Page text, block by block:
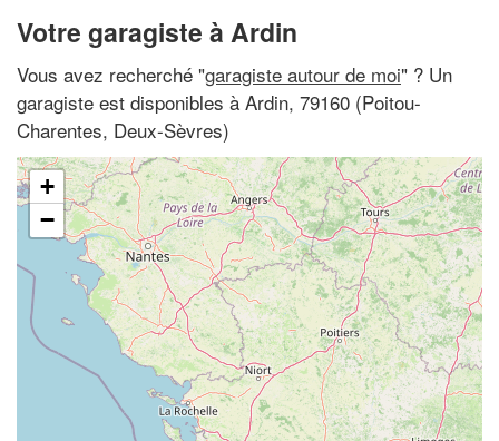
Votre garagiste à Ardin
Vous avez recherché "garagiste autour de moi" ? Un
garagiste est disponibles à Ardin, 79160 (Poitou-
Charentes, Deux-Sèvres)
+
−